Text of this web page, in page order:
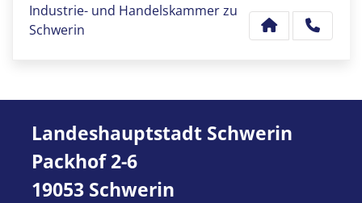
Industrie- und Handelskammer zu
Schwerin
Landeshauptstadt Schwerin
Packhof 2-6
19053 Schwerin